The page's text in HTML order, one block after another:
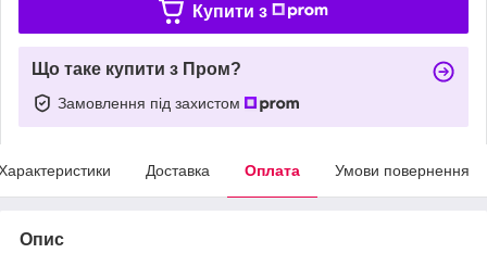
Купити з
Що таке купити з Пром?
Замовлення під захистом
Доставка Оплата Умови повернення
Опис